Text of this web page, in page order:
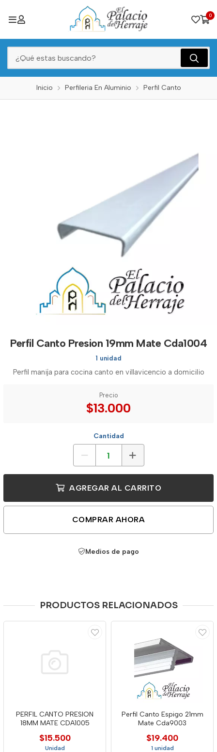
0
Inicio Perfileria En Aluminio Perfil Canto
Perfil Canto Presion 19mm Mate Cda1004
1 unidad
Perfil manija para cocina canto en villavicencio a domicilio
Precio
$13.000
Cantidad
AGREGAR AL CARRITO
COMPRAR AHORA
Medios de pago
PRODUCTOS RELACIONADOS
PERFIL CANTO PRESION
18MM MATE CDA1005
$15.500
Unidad
Perfil Canto Espigo 21mm
Mate Cda9003
$19.400
1 unidad